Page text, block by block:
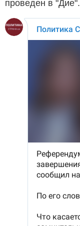
проведен в "Дие".